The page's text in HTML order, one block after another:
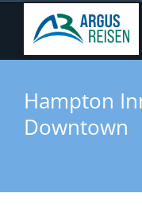
Hampton
Downtown